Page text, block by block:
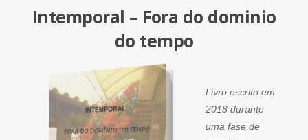
Intemporal – Fora do dominio
do tempo
Livro escrito em
2018 durante
uma fase de